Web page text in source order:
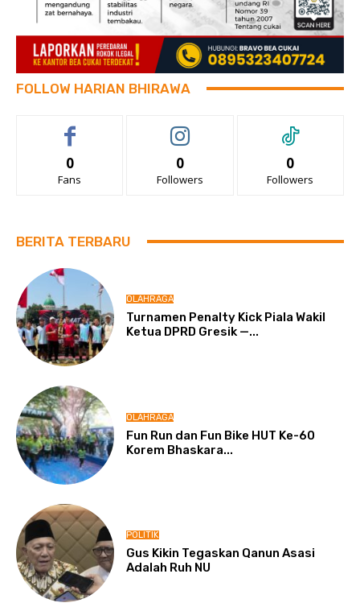
FOLLOW HARIAN BHIRAWA
0
Fans
0
Followers
0
Followers
BERITA TERBARU
OLAHRAGA
Turnamen Penalty Kick Piala Wakil
Ketua DPRD Gresik —...
OLAHRAGA
Fun Run dan Fun Bike HUT Ke-60
Korem Bhaskara...
POLITIK
Gus Kikin Tegaskan Qanun Asasi
Adalah Ruh NU